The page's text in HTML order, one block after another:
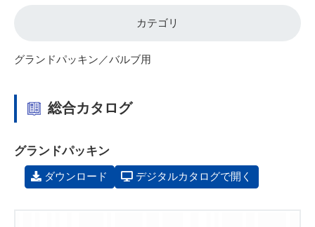
カテゴリ
グランドパッキン／バルブ用
総合カタログ
グランドパッキン
ダウンロード デジタルカタログで開く